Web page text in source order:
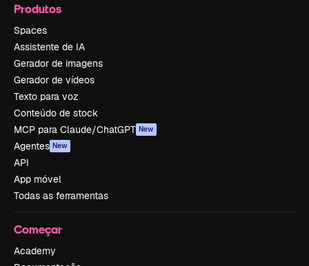
Produtos
Spaces
Assistente de IA
Gerador de imagens
Gerador de vídeos
Texto para voz
Conteúdo de stock
MCP para Claude/ChatGPT New
Agentes New
API
App móvel
Todas as ferramentas
Começar
Academy